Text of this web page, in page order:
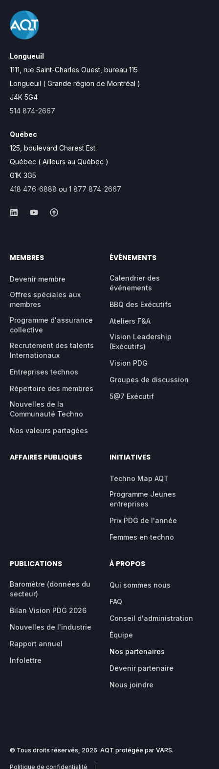
Longueuil
1111, rue Saint-Charles Ouest, bureau 115
Longueuil ( Grande région de Montréal )
J4K 5G4
514 874-2667
Québec
125, boulevard Charest Est
Québec ( Ailleurs au Québec )
G1K 3G5
418 476-6888 ou 1 877 874-2667
MEMBRES
Devenir membre
Offres spéciales aux
membres
Programme d'assurance
collective
Recrutement des talents
Internationaux
Entreprises technos
Répertoire des membres
Nouvelles de la
Communauté Techno
Nos valeurs partagées
ÉVÉNEMENTS
Calendrier des
événements
BBQ des Exécutifs
Ateliers F&A
Vision Leadership
(Exécutifs)
Vision PDG
Groupes de discussion
5@7 Exécutif
AFFAIRES PUBLIQUES INITIATIVES
Techno Map AQT
Programme Jeunes
entreprises
Prix PDG de l'année
Femmes en techno
PUBLICATIONS
Baromètre (données du
secteur)
Bilan Vision PDG 2026
Nouvelles de l'industrie
Rapport annuel
Infolettre
À PROPOS
Qui sommes nous
FAQ
Conseil d'administration
Équipe
Nos partenaires
Devenir partenaire
Nous joindre
© Tous droits réservés, 2026. AQT protégée par VARS.
Politique de confidentialité